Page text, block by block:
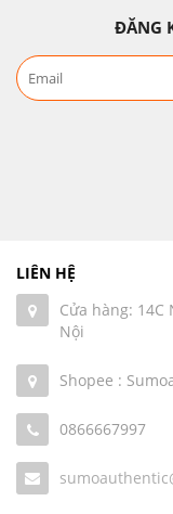
ĐĂNG
LIÊN HỆ
Cửa hàng: 14C
Nội
Shopee :
0866667997